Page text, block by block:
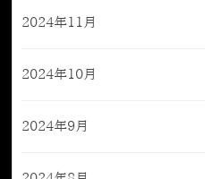
2024年11月
2024年10月
2024年9月